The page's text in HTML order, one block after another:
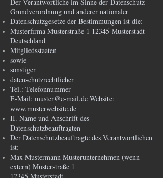
Grundverordnung und anderer nationaler
Datenschutzgesetze der Bestimmungen ist die:
Musterfirma Musterstraße 1 12345 Musterstadt
Deutschland
Mitgliedsstaaten
sowie
sonstiger
datenschutzrechtlicher
Tel.: Telefonnummer
E-Mail: muster@e-mail.de Website:
www.musterwebsite.de
II. Name und Anschrift des
Datenschutzbeauftragten
Der Datenschutzbeauftragte des Verantwortlichen
ist:
Max Mustermann Musterunternehmen (wenn
extern) Musterstraße 1
12345 Musterstadt